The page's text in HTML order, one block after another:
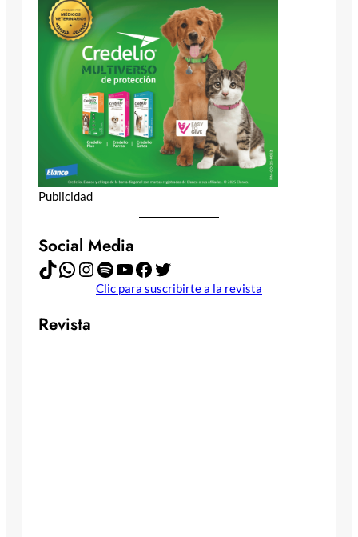
Publicidad
Social Media
TikTok WhatsApp Instagram Spotify YouTube Facebook Twitter
Clic para suscribirte a la revista
Revista